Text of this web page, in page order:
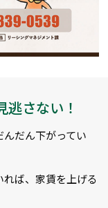
さない！
だん下がってい
ば、家賃を上げる